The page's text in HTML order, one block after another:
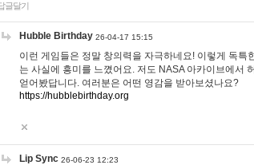
글달기
Hubble Birthday 26-04-17 15:15
이런 게임들은 정말 창의력을 자극하네요! 이렇게 독
는 사실에 흥미를 느꼈어요. 저도 NASA 아카이브에서
얻어봤답니다. 여러분은 어떤 영감을 받아보셨나요?
https://hubblebirthday.org
Lip Sync 26-06-23 12:23